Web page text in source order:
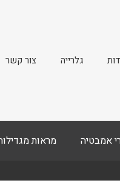
גלרייה צור קשר
אמבטיה מראות